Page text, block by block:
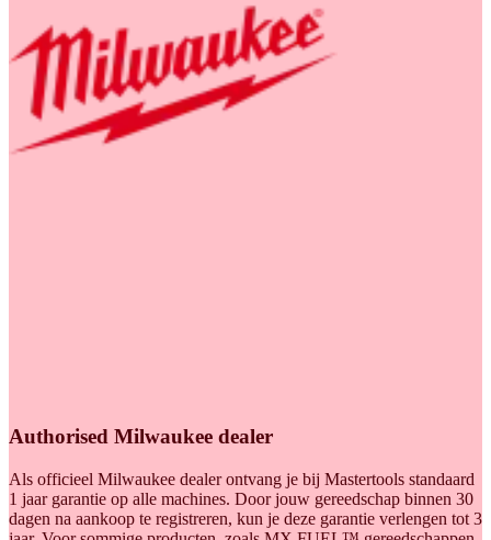
Authorised Milwaukee dealer
Als officieel Milwaukee dealer ontvang je bij Mastertools standaard
1 jaar garantie op alle machines. Door jouw gereedschap binnen 30
dagen na aankoop te registreren, kun je deze garantie verlengen tot 3